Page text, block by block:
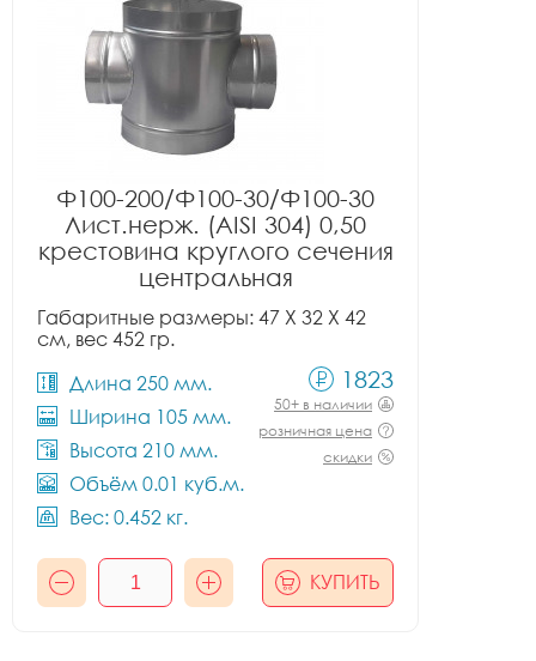
Ф100-200/Ф100-30/Ф100-30
Лист.нерж. (AISI 304) 0,50
крестовина круглого сечения
центральная
Габаритные размеры: 47 X 32 X 42
см, вес 452 гр.
Длина 250 мм.
Ширина 105 мм.
Высота 210 мм.
Объём 0.01 куб.м.
Вес: 0.452 кг.
1823
50+ в наличии
розничная цена
скидки
КУПИТЬ